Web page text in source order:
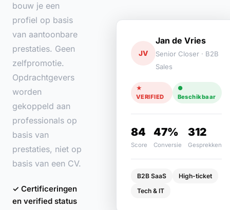
bouw je een
profiel op basis
van aantoonbare
prestaties. Geen
zelfpromotie.
Opdrachtgevers
worden
gekoppeld aan
professionals op
basis van
prestaties, niet op
basis van een CV.
✓ Certificeringen
en verified status
JV
Jan de Vries
Senior Closer · B2B
Sales
★
VERIFIED
●
Beschikbaar
84
Score
47%
Conversie
312
Gesprekken
B2B SaaS
High-ticket
Tech & IT